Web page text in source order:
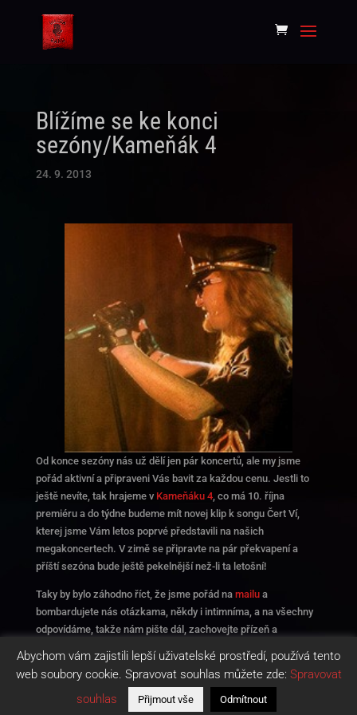
Blížíme se ke konci
sezóny/Kameňák 4
24. 9. 2013
Od konce sezóny nás už dělí jen pár koncertů, ale my jsme
pořád aktivní a připraveni Vás bavit za každou cenu. Jestli to
ještě nevíte, tak hrajeme v Kameňáku 4, co má 10. října
premiéru a do týdne budeme mít novej klip k songu Čert Ví,
kterej jsme Vám letos poprvé představili na našich
megakoncertech. V zimě se připravte na pár překvapení a
příští sezóna bude ještě pekelnější než-li ta letošní!
Taky by bylo záhodno říct, že jsme pořád na mailua
bombardujete nás otázkama, někdy i intimníma, a na všechny
odpovídáme, takže nám pište dál, zachovejte přízeň a
Abychom vám zajistili lepší uživatelské prostředí, používá tento
web soubory cookie. Spravovat souhlas můžete zde: Spravovat
souhlas
Přijmout vše Odmítnout